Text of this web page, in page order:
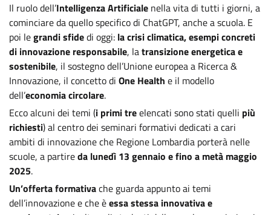
Il ruolo dell’Intelligenza Artificiale nella vita di tutti i giorni, a
cominciare da quello specifico di ChatGPT, anche a scuola. E
poi legrandi sfidedi oggi: la crisi climatica, esempi concreti
di innovazione responsabile, latransizione energetica e
sostenibile, il sostegno dell’Unione europea a Ricerca &
Innovazione, il concetto di One Health e il modello
dell’economia circolare.
Ecco alcuni dei temi (i primi treelencati sono stati quelli più
richiesti) al centro dei seminari formativi dedicati a cari
ambiti di innovazione che Regione Lombardia porterà nelle
scuole, a partireda lunedì 13 gennaio e fino a metà maggio
2025.
Un’offerta formativache guarda appunto ai temi
dell’innovazione e che èessa stessa innovativa e